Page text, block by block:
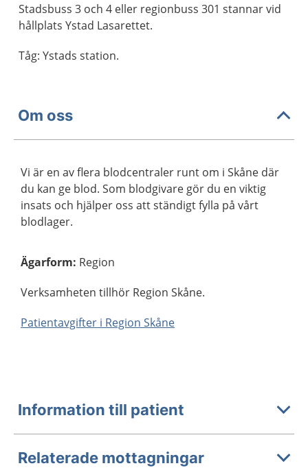
Stadsbuss 3 och 4 eller regionbuss 301 stannar vid
hållplats Ystad Lasarettet.
Tåg: Ystads station.
Om oss
Vi är en av flera blodcentraler runt om i Skåne där
du kan ge blod. Som blodgivare gör du en viktig
insats och hjälper oss att ständigt fylla på vårt
blodlager.
Ägarform: Region
Verksamheten tillhör Region Skåne.
Patientavgifter i Region Skåne
Information till patient
Relaterade mottagningar